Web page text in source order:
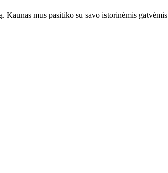
mus pasitiko su savo istorinėmis